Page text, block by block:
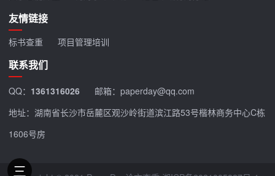
友情链接
标书查重 项目管理培训
联系我们
QQ： 1361316026
邮箱：paperday@qq.com
地址：湖南省长沙市岳麓区观沙岭街道滨江路53号楷林商务中心C栋
1606号房